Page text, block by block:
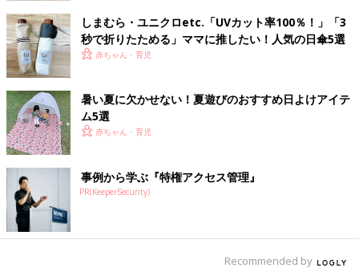
しまむら・ユニクロetc.「UVカット率100％！」「3
秒で折りたためる」ママに推したい！人気の日傘5選
赤ちゃん・育児
暑い夏に欠かせない！夏遊びのおすすめ日よけアイテ
ム5選
赤ちゃん・育児
事例から学ぶ『特権アクセス管理』
PR(KeeperSecurity)
Recommended by